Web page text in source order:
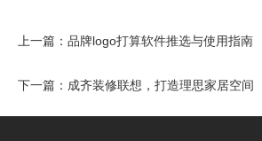
上一篇： 品牌logo打算软件推选与使用指南
下一篇： 成齐装修联想，打造理思家居空间